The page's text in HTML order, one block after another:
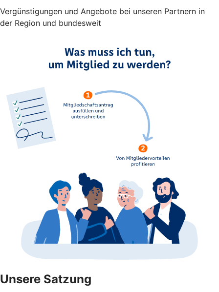
Vergünstigungen und Angebote bei unseren Partnern in
der Region und bundesweit
Unsere Satzung